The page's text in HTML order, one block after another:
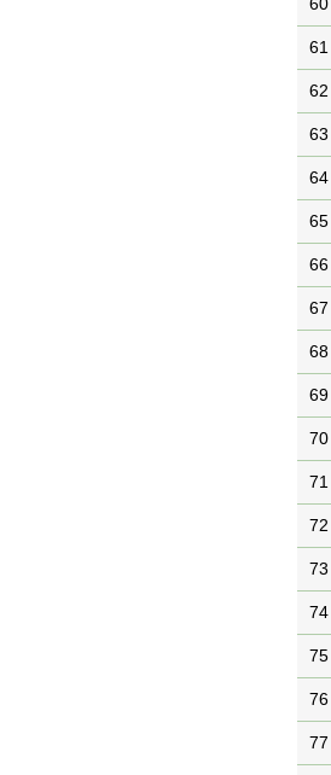
61
62
63
64
65
66
67
68
69
70
71
72
73
74
75
76
77